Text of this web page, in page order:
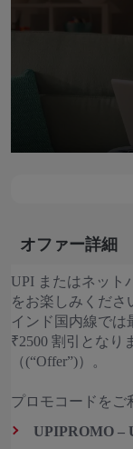
オファー詳細
UPI またはネット
をお楽しみくださ
インド国内線では
₹2500 割引となり
（(“Offer”)）。
プロモコードをご
UPIPROMO –